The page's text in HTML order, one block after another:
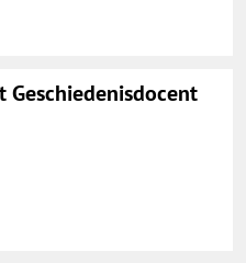
Geschiedenisdocent